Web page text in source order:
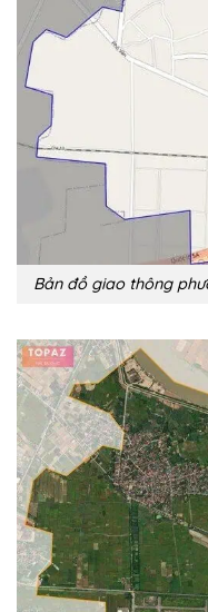
Bản đồ giao thông